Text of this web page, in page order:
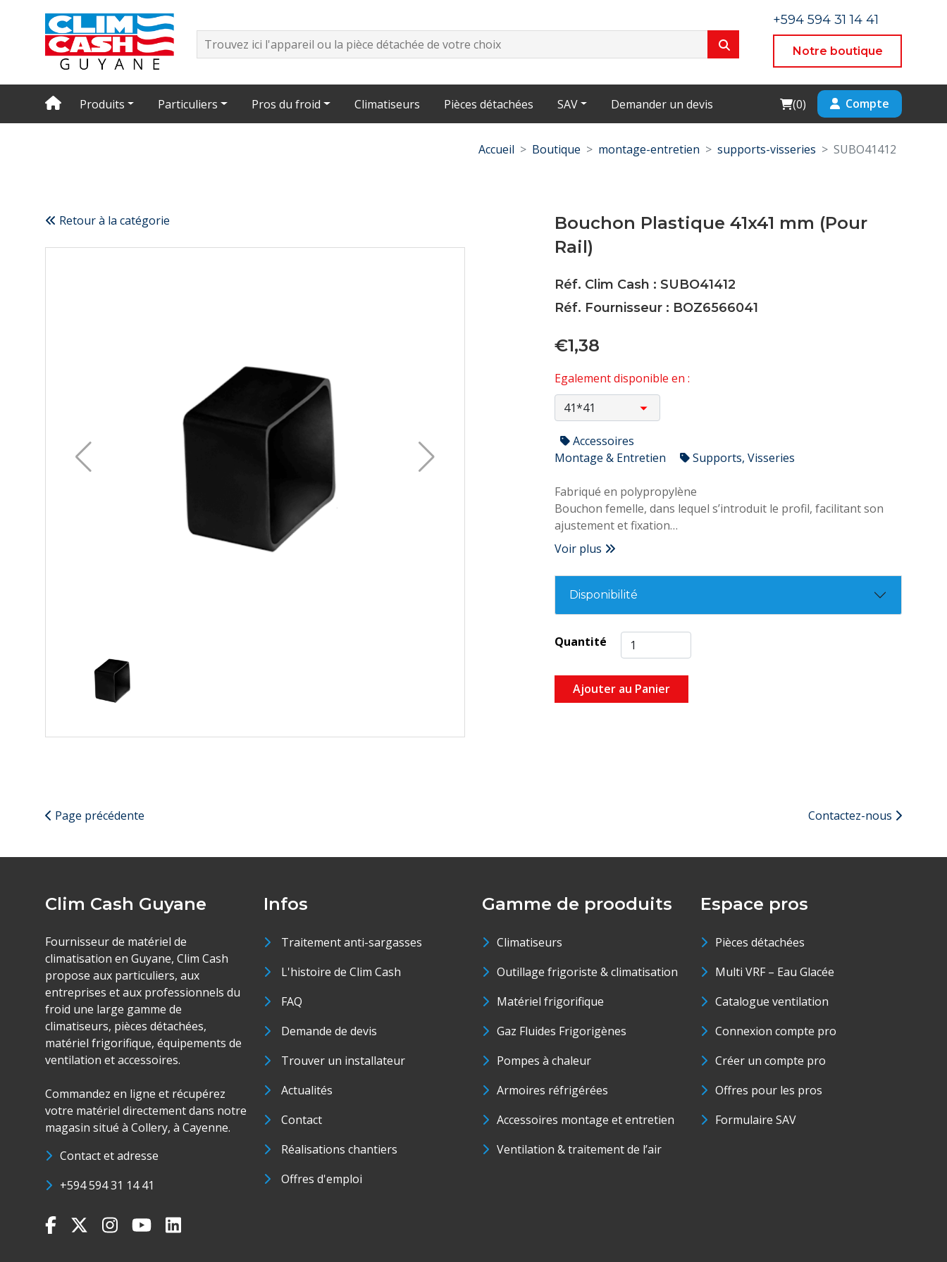
+594 594 31 14 41
Notre boutique
Produits Particuliers Pros du froid Climatiseurs Pièces détachées SAV Demander un devis Cart
(0) Compte
Accueil Boutique montage-entretien supports-visseries SUBO41412
Retour à la catégorie
Bouchon Plastique 41x41 mm (Pour
Rail)
Réf. Clim Cash : SUBO41412
Réf. Fournisseur : BOZ6566041
€1,38
Egalement disponible en :
Accessoires
Montage & Entretien
Supports, Visseries
Fabriqué en polypropylène
Bouchon femelle, dans lequel s’introduit le profil, facilitant son
ajustement et fixation
Il donne une meilleure qualité de finition dans l’installation
Évite possibles coupures par friction
Voir plus
Disponibilité
Quantité
Ajouter au Panier
Page précédente Contactez-nous
Clim Cash Guyane
Fournisseur de matériel de
climatisation en Guyane, Clim Cash
propose aux particuliers, aux
entreprises et aux professionnels du
froid une large gamme de
climatiseurs, pièces détachées,
matériel frigorifique, équipements de
ventilation et accessoires.
Commandez en ligne et récupérez
votre matériel directement dans notre
magasin situé à Collery, à Cayenne.
Contact et adresse
+594 594 31 14 41
Infos
Traitement anti-sargasses
L'histoire de Clim Cash
FAQ
Demande de devis
Trouver un installateur
Actualités
Contact
Réalisations chantiers
Offres d'emploi
Gamme de prooduits
Climatiseurs
Outillage frigoriste & climatisation
Matériel frigorifique
Gaz Fluides Frigorigènes
Pompes à chaleur
Armoires réfrigérées
Accessoires montage et entretien
Ventilation & traitement de l’air
Espace pros
Pièces détachées
Multi VRF – Eau Glacée
Catalogue ventilation
Connexion compte pro
Créer un compte pro
Offres pour les pros
Formulaire SAV